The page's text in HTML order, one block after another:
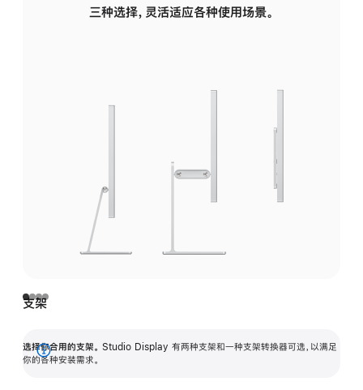
三种选择，灵活适应各种使用场景。
支架
选择你合用的支架。 Studio Display 有两种支架和一种支架转换器可选，以满足
你的各种安装需求。
展